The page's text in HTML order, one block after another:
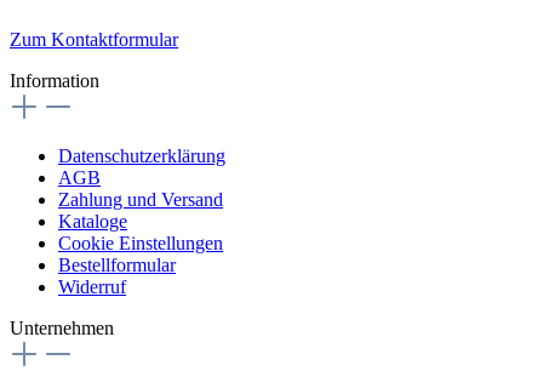
Zum Kontaktformular
Information
Datenschutzerklärung
AGB
Zahlung und Versand
Kataloge
Cookie Einstellungen
Bestellformular
Widerruf
Unternehmen